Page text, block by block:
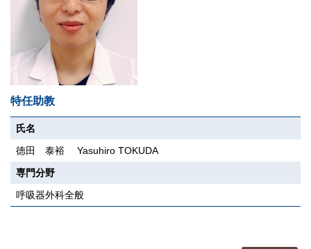
特任助教
氏名
徳田 泰裕 Yasuhiro TOKUDA
専門分野
呼吸器外科全般